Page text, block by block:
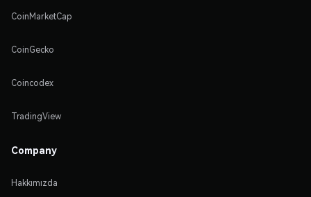
CoinMarketCap
CoinGecko
Coincodex
TradingView
Company
Hakkımızda